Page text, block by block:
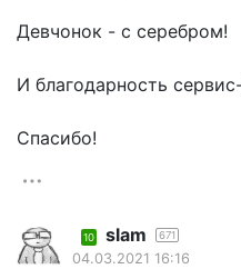
Девчонок - с серебром!
И благодарность
Спасибо!
10 slam 671
04.03.2021 16:16